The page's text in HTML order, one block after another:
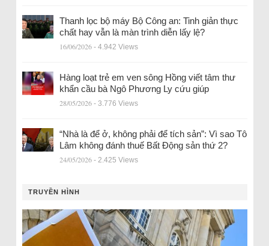
Thanh lọc bộ máy Bộ Công an: Tinh giản thực
chất hay vẫn là màn trình diễn lấy lệ?
16/06/2026 - 4.942 Views
Hàng loạt trẻ em ven sông Hồng viết tâm thư
khẩn cầu bà Ngô Phương Ly cứu giúp
28/05/2026 - 3.776 Views
“Nhà là để ở, không phải để tích sản”: Vì sao Tô
Lâm không đánh thuế Bất Động sản thứ 2?
24/05/2026 - 2.425 Views
TRUYỀN HÌNH